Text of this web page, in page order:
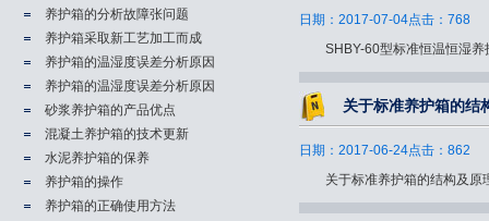
养护箱的分析故障张问题
养护箱​采取新工艺加工而成
养护箱的温湿度误差分析原因
养护箱的温湿度误差分析原因
砂浆养护箱的产品优点
混凝土养护箱的技术更新
水泥养护箱的保养
养护箱的操作
养护箱的正确使用方法
日期：2017-07-04点击：768
SHBY-60型标准恒温恒湿养
关于标准养护箱的结
日期：2017-06-24点击：862
关于标准养护箱的结构及原